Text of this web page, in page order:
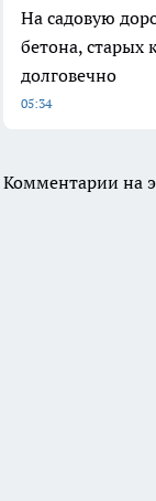
На садовую
бетона, старых
долговечно
05:34
Комментарии на